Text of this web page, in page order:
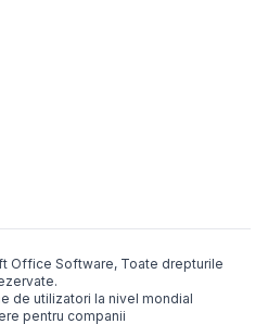
Office Software, Toate drepturile
de utilizatori la nivel mondial
pentru companii